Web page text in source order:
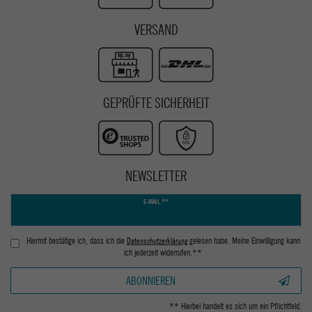
VERSAND
GEPRÜFTE SICHERHEIT
NEWSLETTER
E-MAIL **
Hiermit bestätige ich, dass ich die Daten­schutz­erklärunggelesen habe. Meine Einwilligung kann
ich jederzeit widerrufen.**
ABONNIEREN
** Hierbei handelt es sich um ein Pflichtfeld.